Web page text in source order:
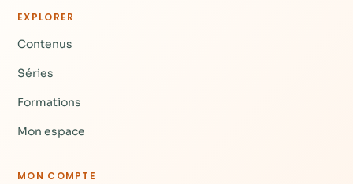
EXPLORER
Contenus
Séries
Formations
Mon espace
MON COMPTE